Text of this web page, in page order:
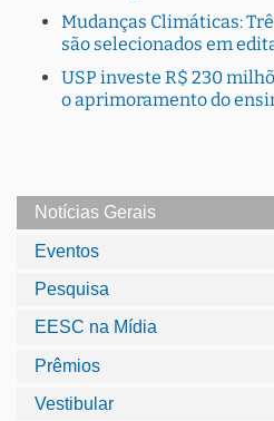
Mudanças Climáticas:
são selecionados em
USP investe R$ 230
o aprimoramento do
Notícias Gerais
Eventos
Pesquisa
EESC na Mídia
Prêmios
Vestibular